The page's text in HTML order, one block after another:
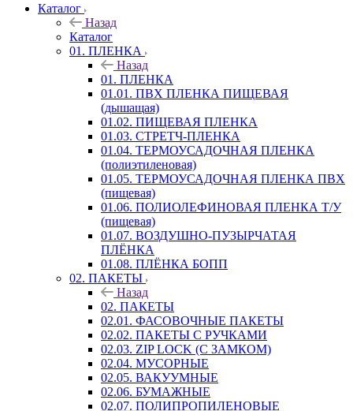
Каталог
Назад
Каталог
01. ПЛЕНКА
Назад
01. ПЛЕНКА
01.01. ПВХ ПЛЕНКА ПИЩЕВАЯ
(дышащая)
01.02. ПИЩЕВАЯ ПЛЕНКА
01.03. СТРЕТЧ-ПЛЕНКА
01.04. ТЕРМОУСАДОЧНАЯ ПЛЕНКА
(полиэтиленовая)
01.05. ТЕРМОУСАДОЧНАЯ ПЛЕНКА ПВХ
(пищевая)
01.06. ПОЛИОЛЕФИНОВАЯ ПЛЕНКА Т/У
(пищевая)
01.07. ВОЗДУШНО-ПУЗЫРЧАТАЯ
ПЛЁНКА
01.08. ПЛЁНКА БОПП
02. ПАКЕТЫ
Назад
02. ПАКЕТЫ
02.01. ФАСОВОЧНЫЕ ПАКЕТЫ
02.02. ПАКЕТЫ С РУЧКАМИ
02.03. ZIP LOСK (С ЗАМКОМ)
02.04. МУСОРНЫЕ
02.05. ВАКУУМНЫЕ
02.06. БУМАЖНЫЕ
02.07. ПОЛИПРОПИЛЕНОВЫЕ